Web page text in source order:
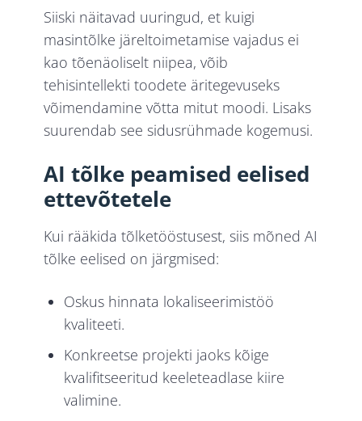
Siiski näitavad uuringud, et kuigi
masintõlke järeltoimetamise vajadus ei
kao tõenäoliselt niipea, võib
tehisintellekti toodete äritegevuseks
võimendamine võtta mitut moodi. Lisaks
suurendab see sidusrühmade kogemusi.
AI tõlke peamised eelised
ettevõtetele
Kui rääkida tõlketööstusest, siis mõned AI
tõlke eelised on järgmised:
Oskus hinnata lokaliseerimistöö
kvaliteeti.
Konkreetse projekti jaoks kõige
kvalifitseeritud keeleteadlase kiire
valimine.